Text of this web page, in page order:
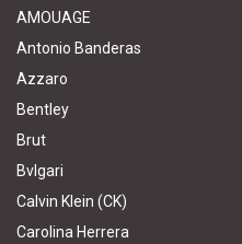
AMOUAGE
Antonio Banderas
Azzaro
Bentley
Brut
Bvlgari
Calvin Klein (CK)
Carolina Herrera